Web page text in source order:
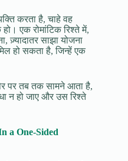
करता है, चाहे वह
एक रोमांटिक रिश्ते में,
ज़्यादातर साझा योजना
हो सकता है, जिन्हें एक
पर तब तक सामने आता है,
न हो जाए और उस रिश्ते
a One-Sided